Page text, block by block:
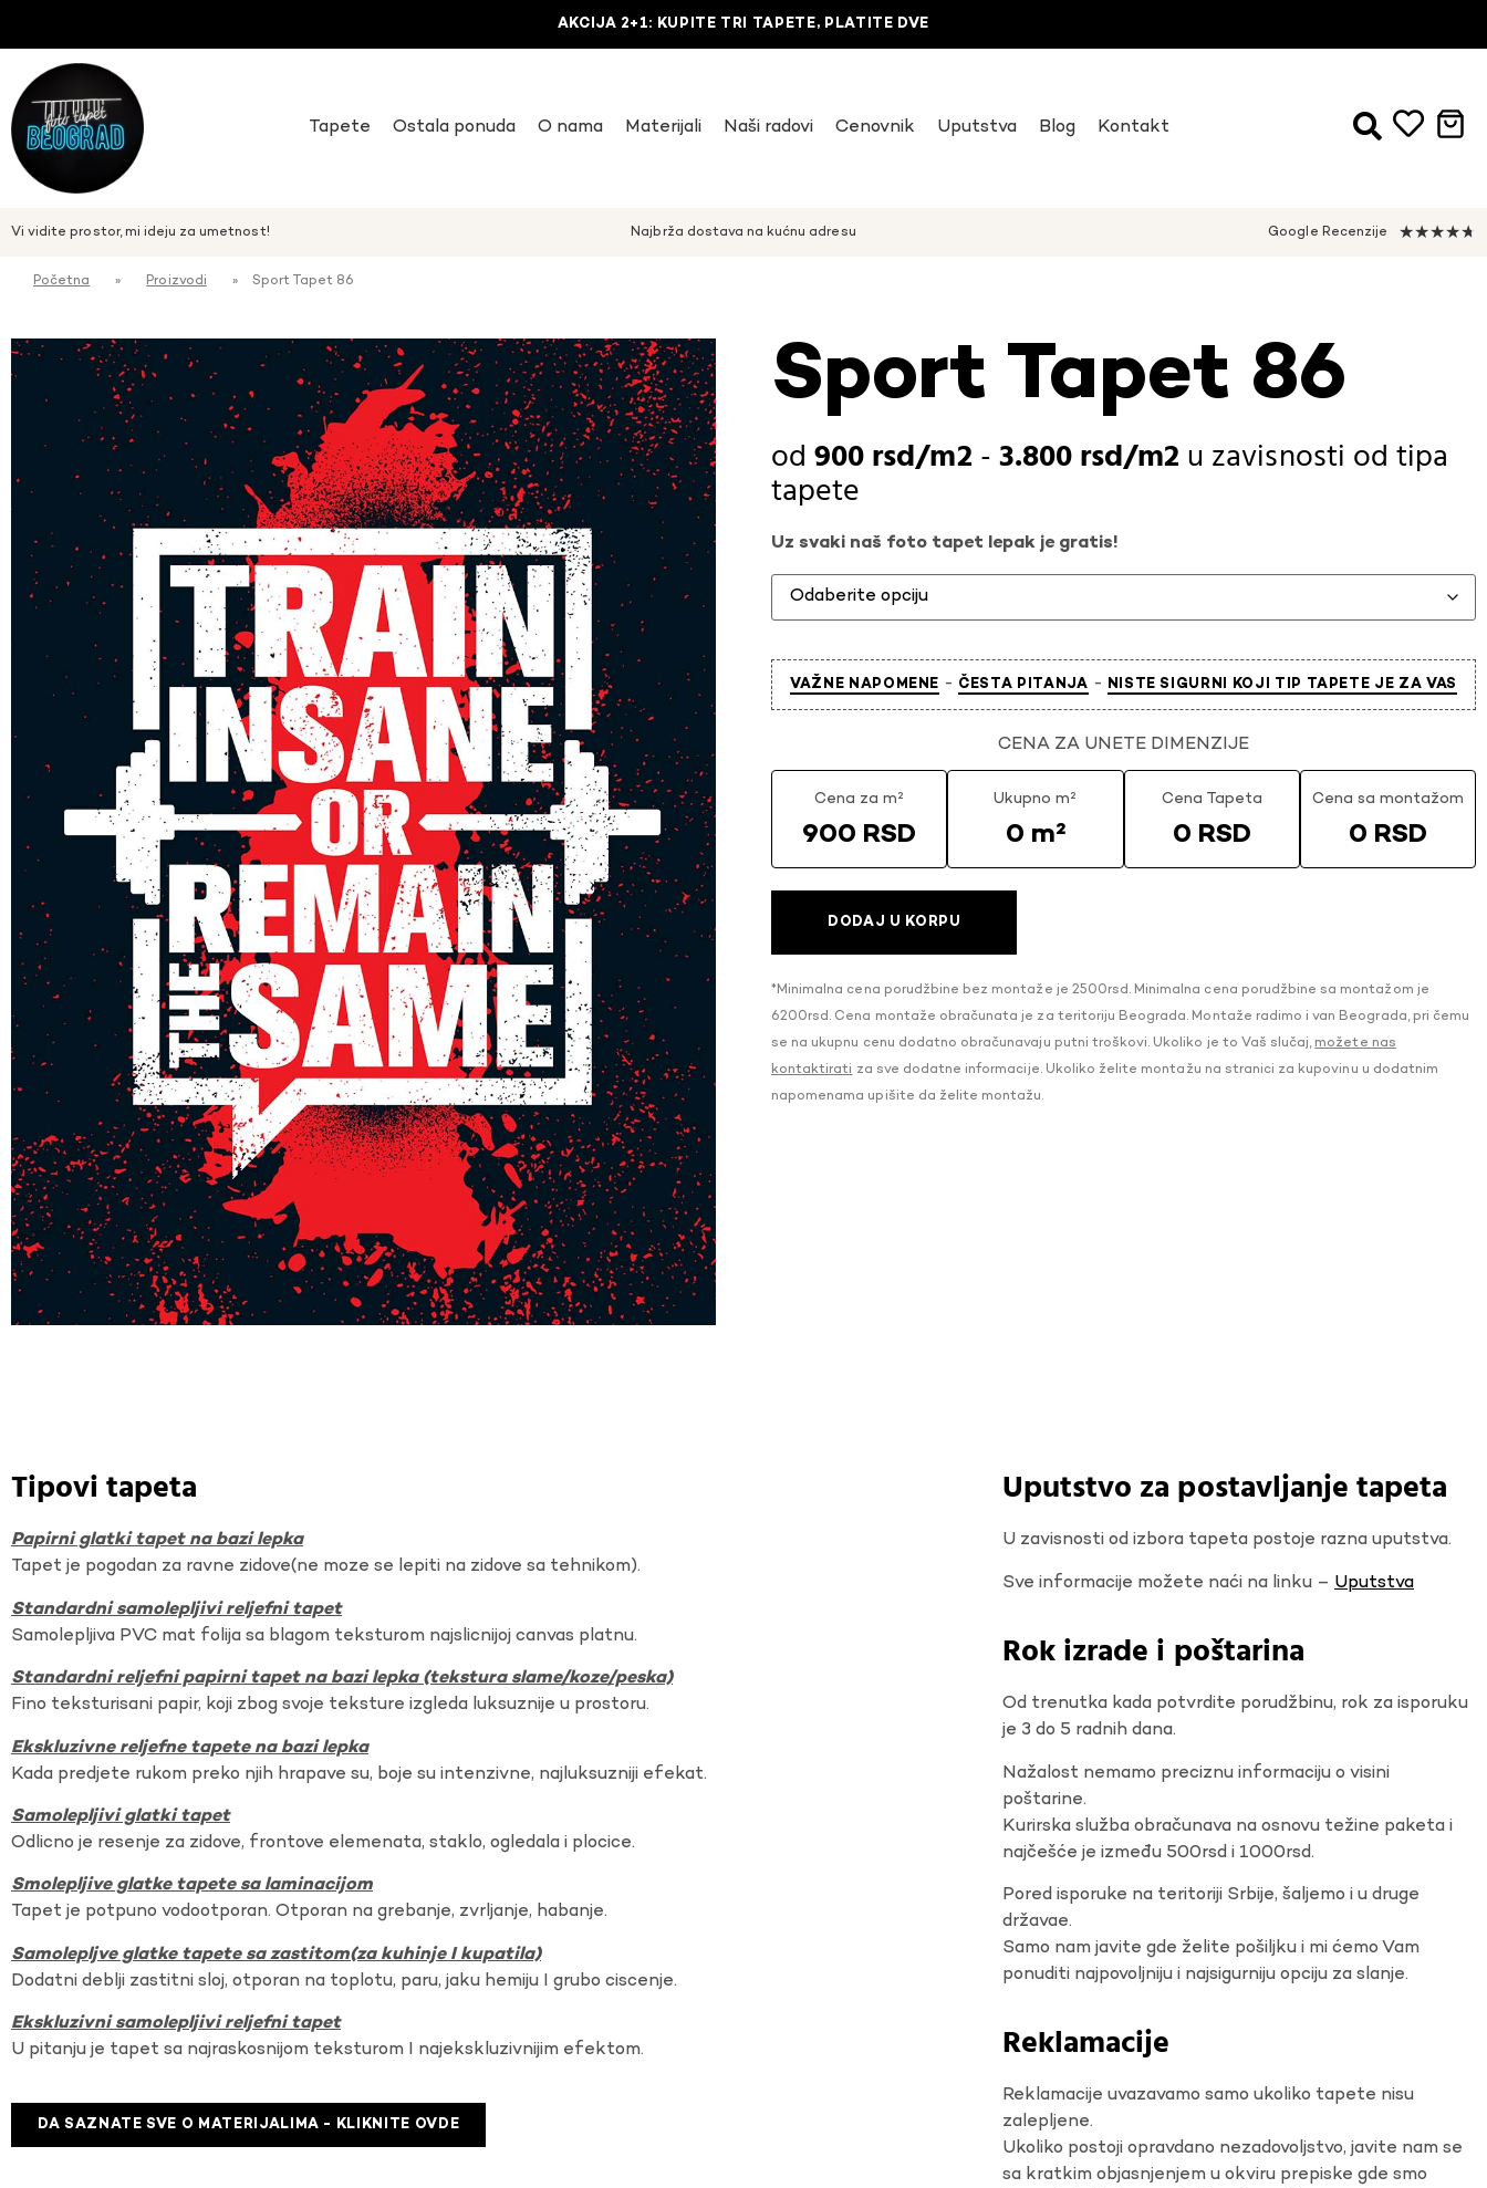
AKCIJA 2+1: KUPITE TRI TAPETE, PLATITE DVE
Tapete Ostala ponuda O nama Materijali Naši radovi Cenovnik Uputstva Blog Kontakt
Vi vidite prostor, mi ideju za umetnost! Najbrža dostava na kućnu adresu Google Recenzije ★★★★★
Početna » Proizvodi » Sport Tapet 86
Sport Tapet 86
900rsd -3.800rsd u zavisnosti od tipa
tapete
Uz svaki naš foto tapet lepak je gratis!
VAŽNE NAPOMENE - ČESTA PITANJA - NISTE SIGURNI KOJI TIP TAPETE JE ZA VAS
CENA ZA UNETE DIMENZIJE
Cena za m²
900 RSD
Ukupno m²
0 m²
Cena Tapeta
0 RSD
Cena sa montažom
0 RSD
DODAJ U KORPU
*Minimalna cena porudžbine bez montaže je 2500rsd. Minimalna cena porudžbine sa montažom je
6200rsd. Cena montaže obračunata je za teritoriju Beograda. Montaže radimo i van Beograda, pri čemu
se na ukupnu cenu dodatno obračunavaju putni troškovi. Ukoliko je to Vaš slučaj, možete nas
kontaktirati za sve dodatne informacije. Ukoliko želite montažu na stranici za kupovinu u dodatnim
napomenama upišite da želite montažu.
Tipovi tapeta
Papirni glatki tapet na bazi lepka
Tapet je pogodan za ravne zidove(ne moze se lepiti na zidove sa tehnikom).
Standardni samolepljivi reljefni tapet
Samolepljiva PVC mat folija sa blagom teksturom najslicnijoj canvas platnu.
Standardni reljefni papirni tapet na bazi lepka (tekstura slame/koze/peska)
Fino teksturisani papir, koji zbog svoje teksture izgleda luksuznije u prostoru.
Ekskluzivne reljefne tapete na bazi lepka
Kada predjete rukom preko njih hrapave su, boje su intenzivne, najluksuzniji efekat.
Samolepljivi glatki tapet
Odlicno je resenje za zidove, frontove elemenata, staklo, ogledala i plocice.
Smolepljive glatke tapete sa laminacijom
Tapet je potpuno vodootporan. Otporan na grebanje, zvrljanje, habanje.
Samolepljve glatke tapete sa zastitom(za kuhinje I kupatila)
Dodatni deblji zastitni sloj, otporan na toplotu, paru, jaku hemiju I grubo ciscenje.
Ekskluzivni samolepljivi reljefni tapet
U pitanju je tapet sa najraskosnijom teksturom I najekskluzivnijim efektom.
DA SAZNATE SVE O MATERIJALIMA - KLIKNITE OVDE
Uputstvo za postavljanje tapeta
U zavisnosti od izbora tapeta postoje razna uputstva.
Sve informacije možete naći na linku – Uputstva
Rok izrade i poštarina
Od trenutka kada potvrdite porudžbinu, rok za isporuku
je 3 do 5 radnih dana.
Nažalost nemamo preciznu informaciju o visini
poštarine.
Kurirska služba obračunava na osnovu težine paketa i
najčešće je između 500rsd i 1000rsd.
Pored isporuke na teritoriji Srbije, šaljemo i u druge
državae.
Samo nam javite gde želite pošiljku i mi ćemo Vam
ponuditi najpovoljniju i najsigurniju opciju za slanje.
Reklamacije
Reklamacije uvazavamo samo ukoliko tapete nisu
zalepljene.
Ukoliko postoji opravdano nezadovoljstvo, javite nam se
sa kratkim objasnjenjem u okviru prepiske gde smo